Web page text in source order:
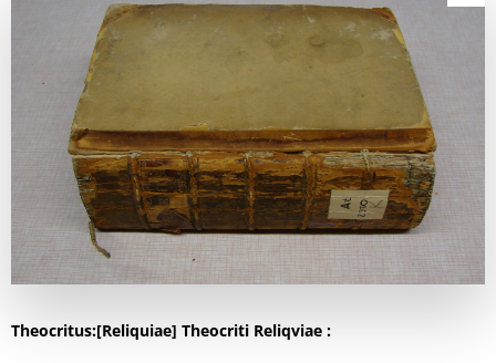
Theocritus:[Reliquiae] Theocriti Reliqviae :